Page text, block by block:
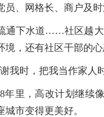
、网格长、商户及
下水道……社区越大
境，还有社区干部的
时，把我当作家人
，高改计划继续像
市变得更美好。